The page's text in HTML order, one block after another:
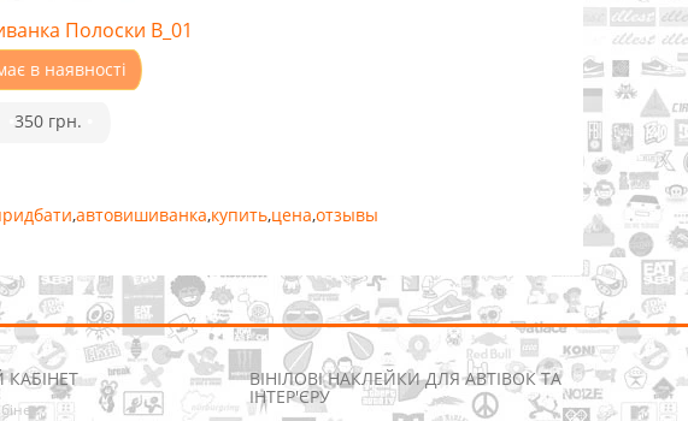
Полоски B_01
в наявності
350 грн.
,автовишиванка,купить,цена,отзывы
ВІНІЛОВІ НАКЛЕЙКИ ДЛЯ АВТІВОК ТА
ІНТЕР'ЄРУ